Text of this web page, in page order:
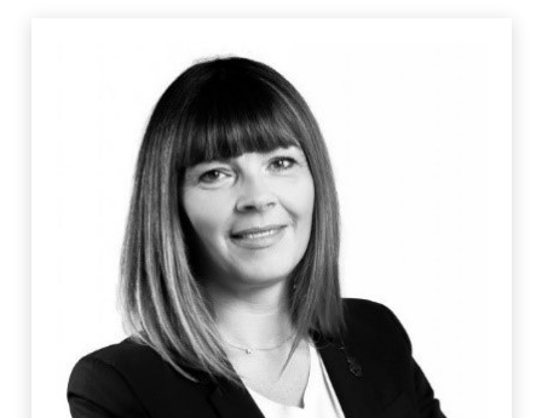
Notre équipe
Nos partenaires
Actualités
CONTACT